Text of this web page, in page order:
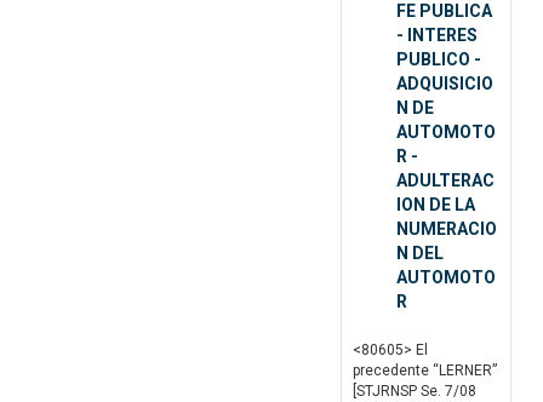
FE PUBLICA
- INTERES
PUBLICO -
ADQUISICIO
N DE
AUTOMOTO
R -
ADULTERAC
ION DE LA
NUMERACIO
N DEL
AUTOMOTO
R
<80605> El
precedente “LERNER”
[STJRNSP Se. 7/08